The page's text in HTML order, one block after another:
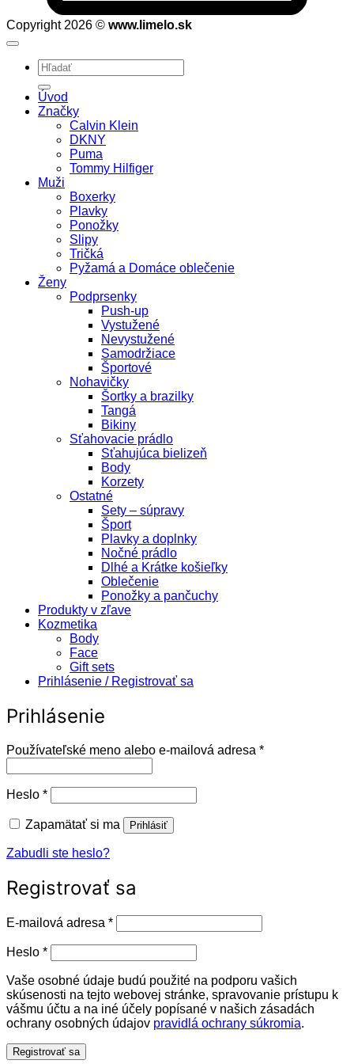
Copyright 2026 © www.limelo.sk
Hľadať:
Úvod
Značky
Calvin Klein
DKNY
Puma
Tommy Hilfiger
Muži
Boxerky
Plavky
Ponožky
Slipy
Tričká
Pyžamá a Domáce oblečenie
Ženy
Podprsenky
Push-up
Vystužené
Nevystužené
Samodržiace
Športové
Nohavičky
Šortky a brazilky
Tangá
Bikiny
Sťahovacie prádlo
Sťahujúca bielizeň
Body
Korzety
Ostatné
Sety – súpravy
Šport
Plavky a doplnky
Nočné prádlo
Dlhé a Krátke košieľky
Oblečenie
Ponožky a pančuchy
Produkty v zľave
Kozmetika
Body
Face
Gift sets
Prihlásenie / Registrovať sa
Prihlásenie
Používateľské meno alebo e-mailová adresa *Povinné
Heslo *Povinné
Zapamätať si ma Prihlásiť
Zabudli ste heslo?
Registrovať sa
E-mailová adresa *Povinné
Heslo *Povinné
Vaše osobné údaje budú použité na podporu vašich
skúsenosti na tejto webovej stránke, spravovanie prístupu k
vášmu účtu a na iné účely popísané v našich zásadách
ochrany osobných údajov pravidlá ochrany súkromia.
Registrovať sa